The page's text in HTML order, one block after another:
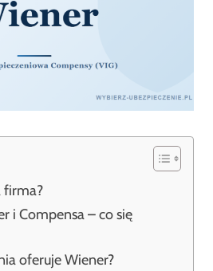
firma?
i Compensa – co się
oferuje Wiener?